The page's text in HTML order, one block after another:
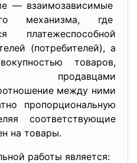
— взаимозависимые
механизма, где
платежеспособной
(потребителей), а
товаров,
продавцами
между ними
пропорциональную
соответствующие
на товары.
работы является: